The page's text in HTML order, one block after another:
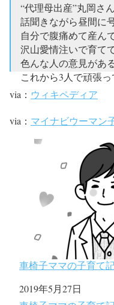
“代理母出産”丸岡さ
話聞きながら昼間に
自分で腹痛めて産ん
沢山愛情注いで育て
色んな人の意見があ
これから3人で頑張
赤ちゃんがお腹に来
ほんっと幸せな事で
守り続けないかんっ
pic.twitter.com/
— ᴮᵁᵁᵁᴹᴬᴵ𓃟エビバデ
via： ウィキペディア
via： マイナビウーマン
車椅子ママの子育て
日付
2019年5月27日